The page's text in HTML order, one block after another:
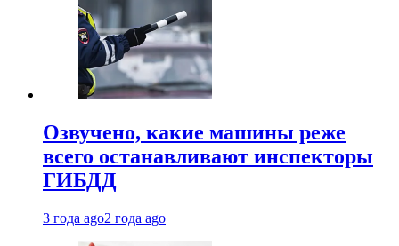
Озвучено, какие машины реже
всего останавливают инспекторы
ГИБДД
3 года ago2 года ago